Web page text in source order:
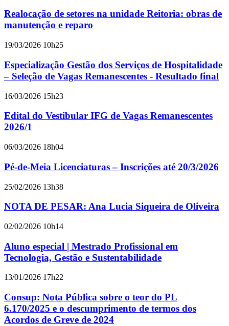
Realocação de setores na unidade Reitoria: obras de
manutenção e reparo
19/03/2026 10h25
Especialização Gestão dos Serviços de Hospitalidade
– Seleção de Vagas Remanescentes - Resultado final
16/03/2026 15h23
Edital do Vestibular IFG de Vagas Remanescentes
2026/1
06/03/2026 18h04
Pé-de-Meia Licenciaturas – Inscrições até 20/3/2026
25/02/2026 13h38
NOTA DE PESAR: Ana Lucia Siqueira de Oliveira
02/02/2026 10h14
Aluno especial | Mestrado Profissional em
Tecnologia, Gestão e Sustentabilidade
13/01/2026 17h22
Consup: Nota Pública sobre o teor do PL
6.170/2025 e o descumprimento de termos dos
Acordos de Greve de 2024